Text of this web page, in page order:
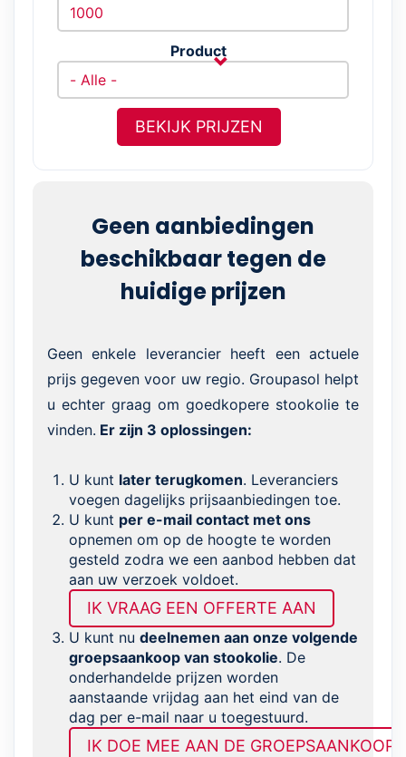
Product
BEKIJK PRIJZEN
Geen aanbiedingen
beschikbaar tegen de
huidige prijzen
Geen enkele leverancier heeft een actuele
prijs gegeven voor uw regio. Groupasol helpt
u echter graag om goedkopere stookolie te
vinden. Er zijn 3 oplossingen:
U kunt later terugkomen. Leveranciers
voegen dagelijks prijsaanbiedingen toe.
U kunt per e-mail contact met ons
opnemen om op de hoogte te worden
gesteld zodra we een aanbod hebben dat
aan uw verzoek voldoet.
IK VRAAG EEN OFFERTE AAN
U kunt nu deelnemen aan onze volgende
groepsaankoop van stookolie. De
onderhandelde prijzen worden
aanstaande vrijdag aan het eind van de
dag per e-mail naar u toegestuurd.
IK DOE MEE AAN DE GROEPSAANKOOP